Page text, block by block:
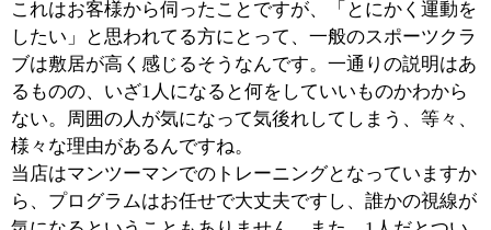
このページの先頭へ
江戸川区時間 墨田区時間 葛飾区時間
表示： PC |モバイル